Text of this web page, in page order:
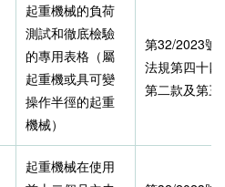
起重機械的負荷
測試和徹底檢驗
的專用表格（屬
起重機或具可變
操作半徑的起重
機械）
第32/2023號
法規第四十四
第二款及第三
起重機械在使用